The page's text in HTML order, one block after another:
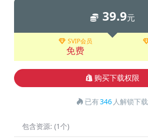
39.9元
SVIP会员
免费
购买下载权限
已有346 人解锁下载
包含资源: (1个)